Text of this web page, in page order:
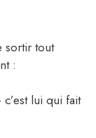
sortir tout
:
lui qui fait